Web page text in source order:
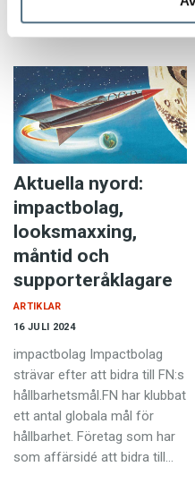
Aktuella nyord:
impactbolag,
looksmaxxing,
måntid och
supporteråklagare
16 JULI 2024
ARTIKLAR
impactbolag Impactbolag
strävar efter att bidra till FN:s
hållbarhetsmål.FN har klubbat
ett antal globala mål för
hållbarhet. Företag som har
som affärsidé att bidra till…